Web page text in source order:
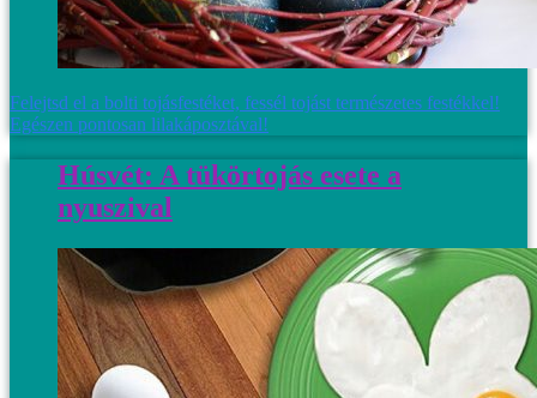
Felejtsd el a bolti tojásfestéket, fessél tojást természetes festékkel!
Egészen pontosan lilakáposztával!
Húsvét: A tükörtojás esete a
nyuszival